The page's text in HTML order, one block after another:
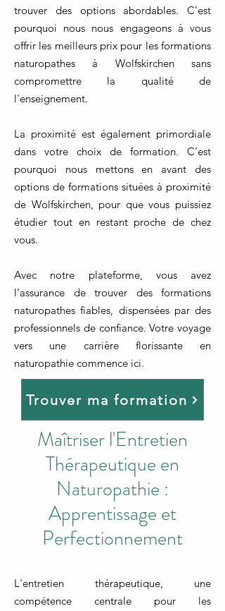
trouver des options abordables. C'est
pourquoi nous nous engageons à vous
offrir les meilleurs prix pour les formations
naturopathes à Wolfskirchen sans
compromettre la qualité de
l'enseignement.
La proximité est également primordiale
dans votre choix de formation. C'est
pourquoi nous mettons en avant des
options de formations situées à proximité
de Wolfskirchen, pour que vous puissiez
étudier tout en restant proche de chez
vous.
Avec notre plateforme, vous avez
l'assurance de trouver des formations
naturopathes fiables, dispensées par des
professionnels de confiance. Votre voyage
vers une carrière florissante en
naturopathie commence ici.
Trouver ma formation
Maîtriser l'Entretien
Thérapeutique en
Naturopathie :
Apprentissage et
Perfectionnement
L'entretien thérapeutique, une
compétence centrale pour les